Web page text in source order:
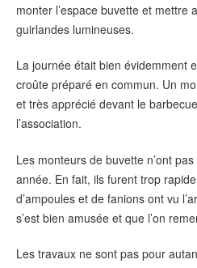
monter l’espace buvette et mettre
guirlandes lumineuses.
La journée était bien évidemment
croûte préparé en commun. Un
et très apprécié devant le
l’association.
Les monteurs de buvette n’ont
année. En fait, ils furent trop
d’ampoules et de fanions ont vu
s’est bien amusée et que l’on
Les travaux ne sont pas pour